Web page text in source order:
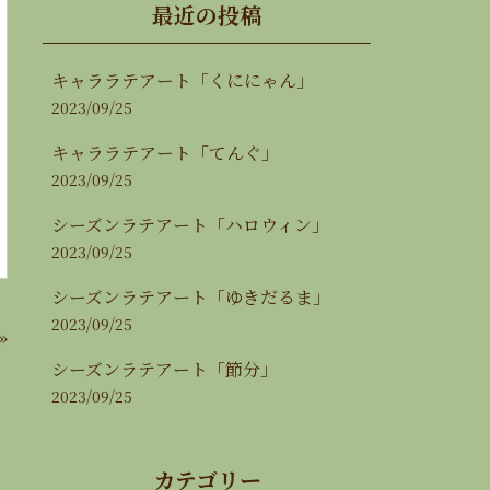
最近の投稿
キャララテアート「くににゃん」
2023/09/25
キャララテアート「てんぐ」
2023/09/25
シーズンラテアート「ハロウィン」
2023/09/25
シーズンラテアート「ゆきだるま」
2023/09/25
シーズンラテアート「節分」
2023/09/25
カテゴリー